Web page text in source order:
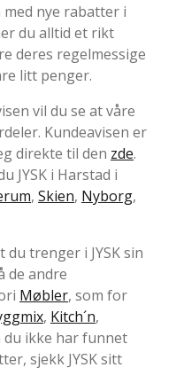
med nye rabatter i
du alltid et rikt
deres regelmessige
litt penger.
vil du se at våre
Kundeavisen er
direkte til den zde.
JYSK i Harstad i
, Skien, Nyborg,
trenger i JYSK sin
de andre
Møbler, som for
, Kitch´n,
du ikke har funnet
sjekk JYSK sitt